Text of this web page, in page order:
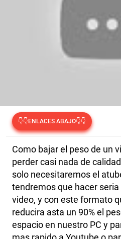
👇👇ENLACES ABAJO👇👇
Como bajar el peso de un
perder casi nada de
solo necesitaremos el
tendremos que hacer
video, y con este formato
reducira asta un 90% el
espacio en nuestro PC y